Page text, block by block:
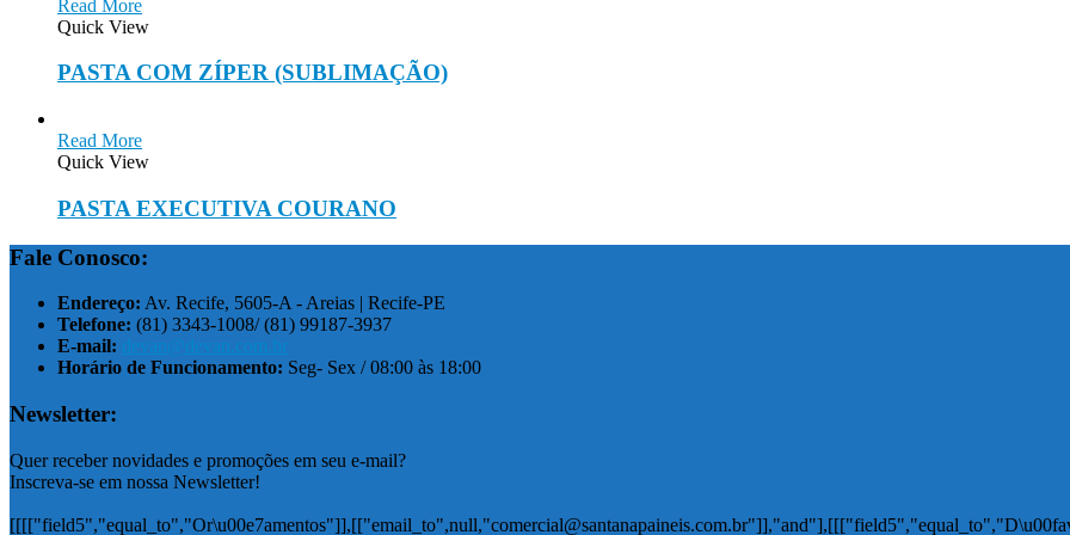
Read More
Quick View
PASTA COM ZÍPER (SUBLIMAÇÃO)
Read More
Quick View
PASTA EXECUTIVA COURANO
Fale Conosco:
Endereço: Av. Recife, 5605-A - Areias | Recife-PE
Telefone: (81) 3343-1008/ (81) 99187-3937
E-mail: devan@devan.com.br
Horário de Funcionamento: Seg- Sex / 08:00 às 18:00
Newsletter:
Quer receber novidades e promoções em seu e-mail?
Inscreva-se em nossa Newsletter!